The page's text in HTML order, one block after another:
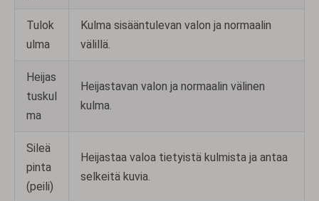
Tulok
ulma
Kulma sisääntulevan valon ja normaalin
välillä.
Heijas
tuskul
ma
Heijastavan valon ja normaalin välinen
kulma.
Sileä
pinta
(peili)
Heijastaa valoa tietyistä kulmista ja antaa
selkeitä kuvia.